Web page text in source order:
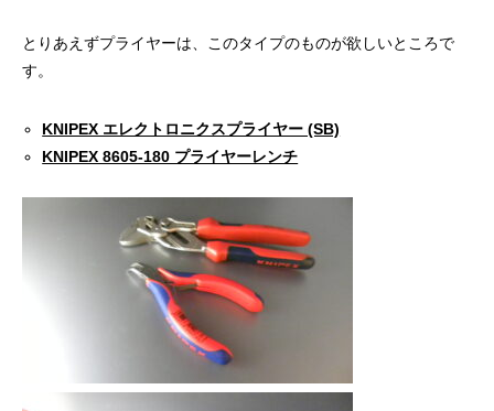
とりあえずプライヤーは、このタイプのものが欲しいところで
す。
KNIPEX エレクトロニクスプライヤー (SB)
KNIPEX 8605-180 プライヤーレンチ